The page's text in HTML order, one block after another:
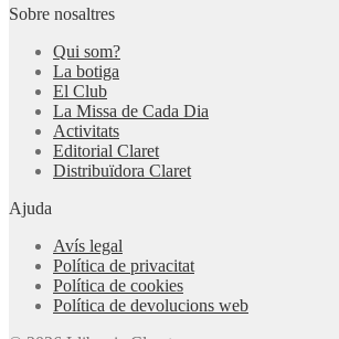
Sobre nosaltres
Qui som?
La botiga
El Club
La Missa de Cada Dia
Activitats
Editorial Claret
Distribuïdora Claret
Ajuda
Avís legal
Política de privacitat
Política de cookies
Política de devolucions web